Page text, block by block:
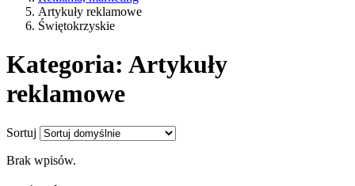
Artykuły reklamowe
Świętokrzyskie
Kategoria: Artykuły
reklamowe
Sortuj
Brak wpisów.